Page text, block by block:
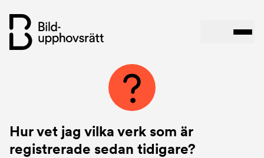
Hur vet jag vilka verk som är
registrerade sedan tidigare?